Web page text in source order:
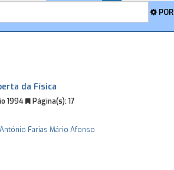
POR
da Física
1994 Página(s):17
Farias Mário Afonso